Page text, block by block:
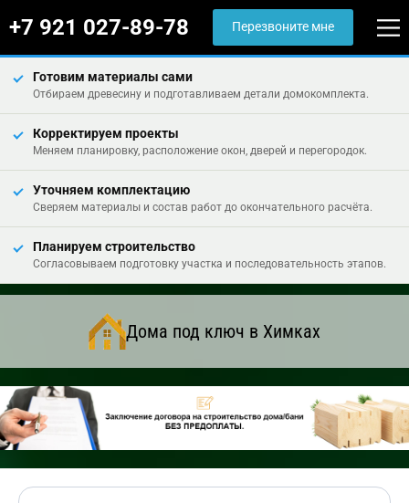
+7 921 027-89-78 Перезвоните мне
Готовим материалы сами
Отбираем древесину и подготавливаем детали домокомплекта.
Корректируем проекты
Меняем планировку, расположение окон, дверей и перегородок.
Уточняем комплектацию
Сверяем материалы и состав работ до окончательного расчёта.
Планируем строительство
Согласовываем подготовку участка и последовательность этапов.
Дома под ключ в Химках